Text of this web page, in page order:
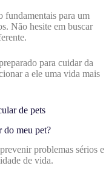
fundamentais para um
Não hesite em buscar
para cuidar da
a ele uma vida mais
de pets
do meu pet?
problemas sérios e
de vida.